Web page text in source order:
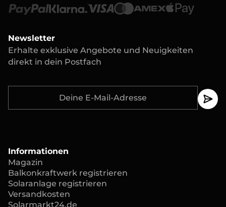
Informationen
Magazin
Balkonkraftwerk registrieren
Solaranlage registrieren
Versandkosten
Solarmarkt24.de
Newsletter
Erhalte exklusive Angebote und Neuigkeiten
direkt in dein Postfach